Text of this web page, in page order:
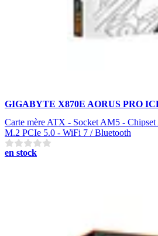
GIGABYTE X870E AORUS PRO
Carte mère ATX - Socket AM5 -
M.2 PCIe 5.0 - WiFi 7 / Bluetooth
en stock